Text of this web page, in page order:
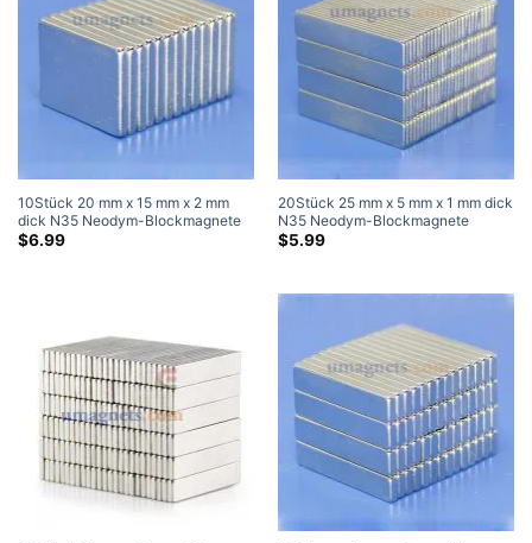
10Stück 20 mm x 15 mm x 2 mm
dick N35 Neodym-Blockmagnete
Starke quaderförmige
$6.99
20Stück 25 mm x 5 mm x 1 mm dick
N35 Neodym-Blockmagnete
Superstarke Magnete
$5.99